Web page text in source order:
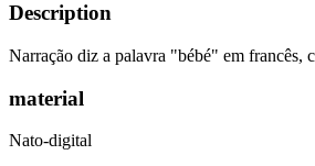
Description
Narração diz a palavra "bébé" em francês,
material
Nato-digital